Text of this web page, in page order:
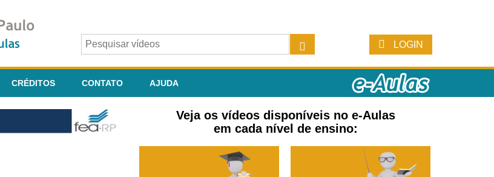
LOGIN
CRÉDITOS CONTATO AJUDA
Veja os vídeos disponíveis no e-Aulas
em cada nível de ensino: